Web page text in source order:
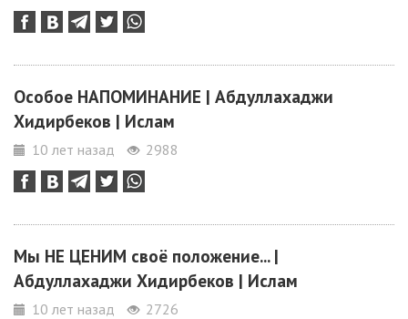
Особое НАПОМИНАНИЕ | Абдуллахаджи
Хидирбеков | Ислам
10 лет назад 2988
Мы НЕ ЦЕНИМ своё положение... |
Абдуллахаджи Хидирбеков | Ислам
10 лет назад 2726